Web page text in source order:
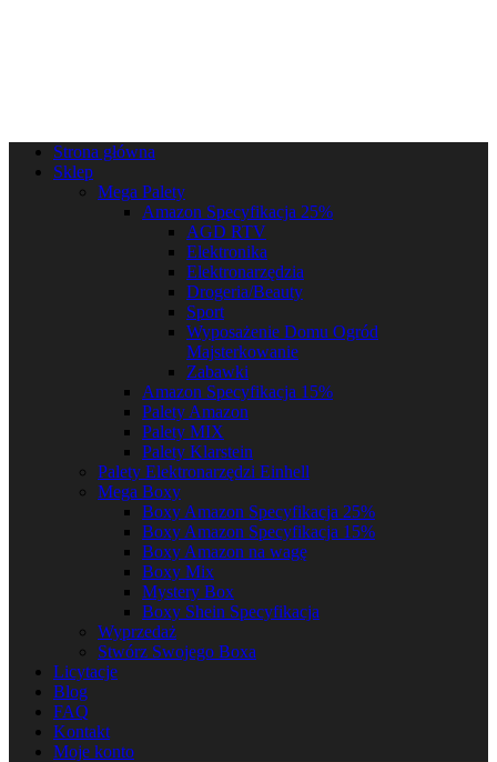
Strona główna
Sklep
Mega Palety
Amazon Specyfikacja 25%
AGD RTV
Elektronika
Elektronarzędzia
Drogeria/Beauty
Sport
Wyposażenie Domu Ogród
Majsterkowanie
Zabawki
Amazon Specyfikacja 15%
Palety Amazon
Palety MIX
Palety Klarstein
Palety Elektronarzędzi Einhell
Mega Boxy
Boxy Amazon Specyfikacja 25%
Boxy Amazon Specyfikacja 15%
Boxy Amazon na wagę
Boxy Mix
Mystery Box
Boxy Shein Specyfikacja
Wyprzedaż
Stwórz Swojego Boxa
Licytacje
Blog
FAQ
Kontakt
Moje konto